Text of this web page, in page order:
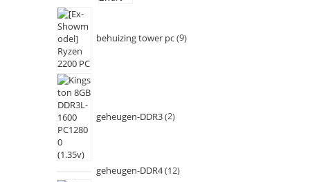
behuizing tower pc 9
geheugen-DDR3 2
geheugen-DDR4 12